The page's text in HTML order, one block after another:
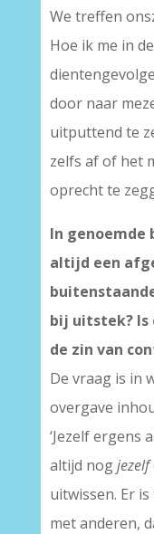
We treffen
Hoe ik me in
door naar
uitputtend te
zelfs af of het
oprecht te
In genoemde
altijd een
bij uitstek? Is
de zin van
De vraag is in
overgave
‘Jezelf ergens
altijd nogjezelf
uitwissen. Er
met anderen,